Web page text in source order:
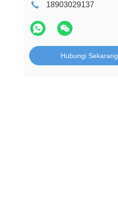
18903029137
Hubungi Sekarang